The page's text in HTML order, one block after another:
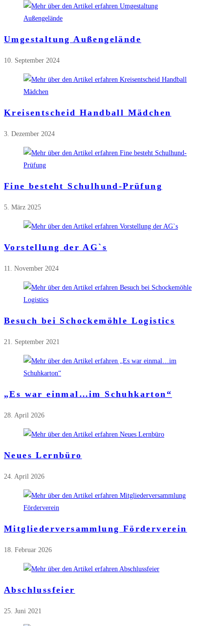
Umgestaltung Außengelände
10. September 2024
Kreisentscheid Handball Mädchen
3. Dezember 2024
Fine besteht Schulhund-Prüfung
5. März 2025
Vorstellung der AG`s
11. November 2024
Besuch bei Schockemöhle Logistics
21. September 2021
„Es war einmal…im Schuhkarton“
28. April 2026
Neues Lernbüro
24. April 2026
Mitgliederversammlung Förderverein
18. Februar 2026
Abschlussfeier
25. Juni 2021